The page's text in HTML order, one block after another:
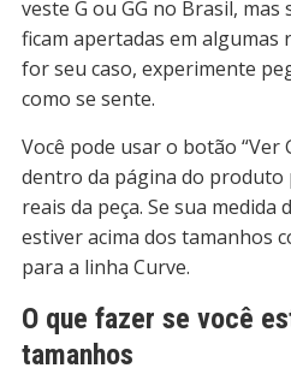
veste G ou GG no Brasil,
ficam apertadas em algumas
for seu caso, experimente
como se sente.
Você pode usar o botão “Ver
dentro da página do produto
reais da peça. Se sua
estiver acima dos tamanhos
para a linha Curve.
O que fazer se você
tamanhos